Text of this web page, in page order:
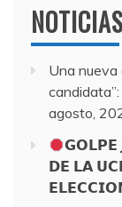
Una nueva
agosto,
𝗚𝗢𝗟𝗣𝗘
𝗗𝗘 𝗟𝗔